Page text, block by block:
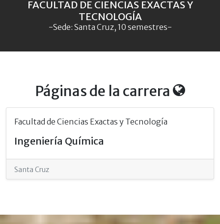
FACULTAD DE CIENCIAS EXACTAS Y
TECNOLOGÍA
-Sede: Santa Cruz, 10 semestres-
Páginas de la carrera
Facultad de Ciencias Exactas y Tecnología
Ingeniería Química
Santa Cruz